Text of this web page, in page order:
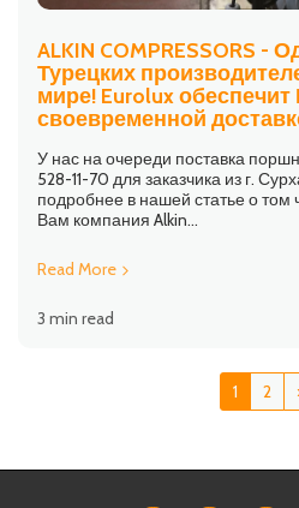
ALKIN COMPRESSORS -
Турецких
мире! Eurolux обеспечит
своевременной
У нас на очереди поставка
528-11-70 для заказчика из г.
подробнее в нашей статье о том
Вам компания Alkin...
Read More
3 min read
1 2